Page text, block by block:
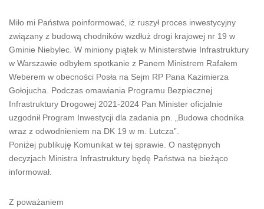
Miło mi Państwa poinformować, iż ruszył proces inwestycyjny
związany z budową chodników wzdłuż drogi krajowej nr 19 w
Gminie Niebylec. W miniony piątek w Ministerstwie Infrastruktury
w Warszawie odbyłem spotkanie z Panem Ministrem Rafałem
Weberem w obecności Posła na Sejm RP Pana Kazimierza
Gołojucha. Podczas omawiania Programu Bezpiecznej
Infrastruktury Drogowej 2021-2024 Pan Minister oficjalnie
uzgodnił Program Inwestycji dla zadania pn. „Budowa chodnika
wraz z odwodnieniem na DK 19 w m. Lutcza”.
Poniżej publikuję Komunikat w tej sprawie. O następnych
decyzjach Ministra Infrastruktury będę Państwa na bieżąco
informował.
Z poważaniem